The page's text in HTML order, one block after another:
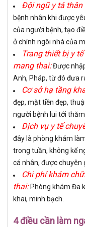
Đội ngũ y tá thân
bệnh nhân khi được
của người bệnh, tạo
ở chính ngôi nhà của
Trang thiết bị y
mang thai:Được
Anh, Pháp, từ đó đưa
Cơ sở hạ tầng
đẹp, mặt tiền đẹp,
người bệnh lui tới
Dịch vụ y tế
đây là phòng khám
trong tuần, không kể
cá nhân, được chuyên
Chi phí khám
thai:Phòng khám Đa
khai, minh bạch.
4 điều cần làm